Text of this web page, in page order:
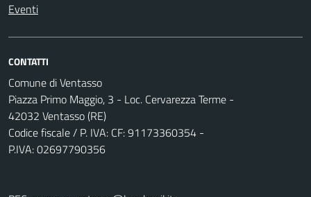
Eventi
CONTATTI
Comune di Ventasso
Piazza Primo Maggio, 3 - Loc. Cervarezza Terme -
42032 Ventasso (RE)
Codice fiscale / P. IVA: CF: 91173360354 -
P.IVA: 02697790356